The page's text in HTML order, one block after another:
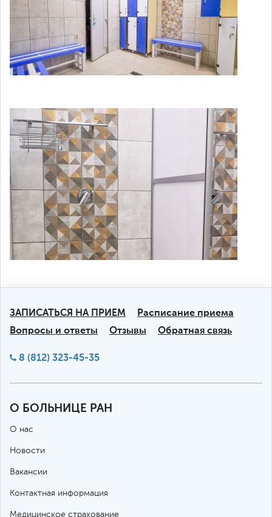
Диадинамотерапия (1 поле) 550
Диадинамотерапия (2 поля) 750
форез)
Спелеовоздействие (пациента
стационара)
500
Ванны газовые (кислородные,
углекислые, азотные), (реабокс) для
пациента стационара 1 процедура
700
Оксигенотерапия (Кислородная
капсула для пациента стационара)
800
Ванны минеральные лечебные (1
Термовоздействие (СПА-капсула для
Душ лечебный (восходящий)
(кислородный коктейль)
обертывание и пилинг)
ЗАПИСАТЬСЯ НА ПРИЕМ
Расписание приема
Вопросы и ответы
Отзывы Обратная связь
8 (812) 323-45-35
О БОЛЬНИЦЕ РАН
О нас
Новости
Вакансии
Контактная информация
Медицинское страхование